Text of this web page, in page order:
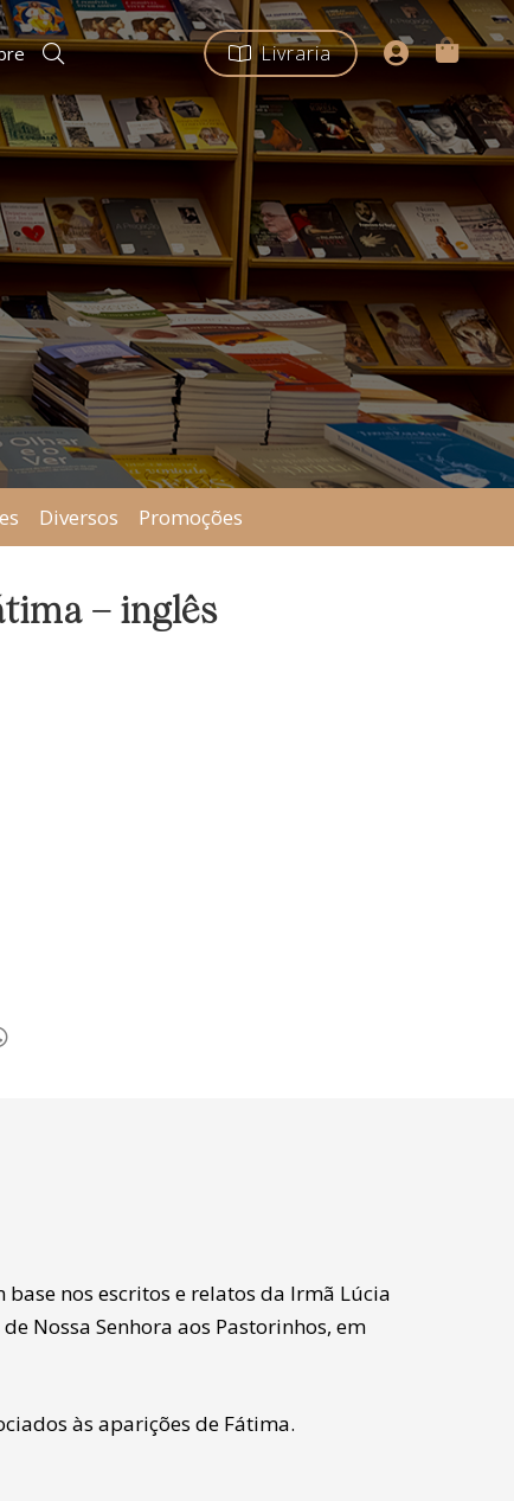
Livraria
Diversos Promoções
– inglês
nos escritos e relatos da Irmã Lúcia
Nossa Senhora aos Pastorinhos, em
às aparições de Fátima.